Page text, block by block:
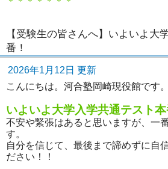
【受験生の皆さんへ】いよいよ大
番！
2026年1月12日 更新
こんにちは。河合塾岡崎現役館です。
いよいよ大学入学共通テスト本
不安や緊張はあると思いますが、一
す。
自分を信じて、最後まで諦めずに自
ださい！！